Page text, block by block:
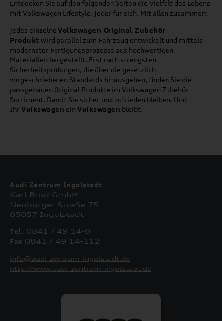
Entdecken Sie auf den folgenden Seiten die Vielfalt des Lebens
mit Volkswagen Lifestyle. Jeder für sich. Mit allen zusammen!
Jedes einzelne Volkswagen Original Zubehör
Produkt wird parallel zum Fahrzeug entwickelt und mittels
modernster Fertigungsprozesse aus hochwertigen
Materialien hergestellt. Erst nach strengsten
Sicherheitsprüfungen, die über die gesetzlich
vorgeschriebenen Standards hinausgehen, finden Sie die
passgenauen Original Produkte im Volkswagen Zubehör
Sortiment. Damit Sie sicher und zufrieden bleiben. Und
Ihr Volkswagen ein Volkswagen bleibt.
Audi Zentrum Ingolstadt
Karl Brod GmbH
Neuburger Straße 75
85057 Ingolstadt
Tel. 0841 / 49 14-0
Fax 0841 / 49 14-112
info@audi-zentrum-ingolstadt.de
http://www.audi-zentrum-ingolstadt.de